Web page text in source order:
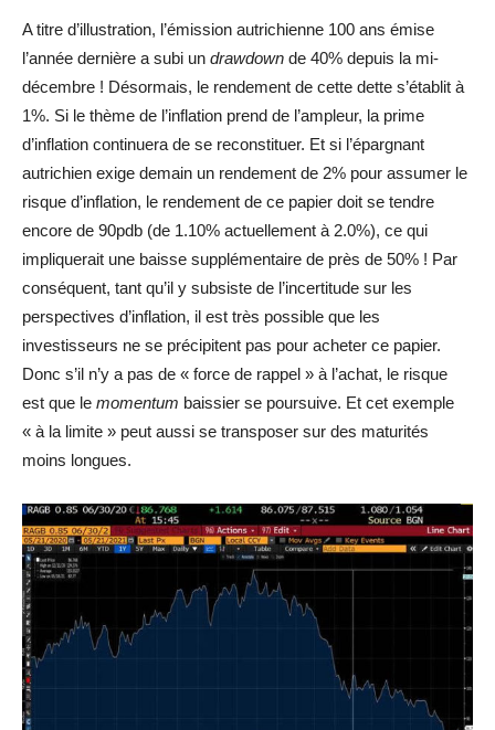
A titre d’illustration, l’émission autrichienne 100 ans émise
l’année dernière a subi un drawdown de 40% depuis la mi-
décembre ! Désormais, le rendement de cette dette s’établit à
1%. Si le thème de l’inflation prend de l’ampleur, la prime
d’inflation continuera de se reconstituer. Et si l’épargnant
autrichien exige demain un rendement de 2% pour assumer le
risque d’inflation, le rendement de ce papier doit se tendre
encore de 90pdb (de 1.10% actuellement à 2.0%), ce qui
impliquerait une baisse supplémentaire de près de 50% ! Par
conséquent, tant qu’il y subsiste de l’incertitude sur les
perspectives d’inflation, il est très possible que les
investisseurs ne se précipitent pas pour acheter ce papier.
Donc s’il n’y a pas de « force de rappel » à l’achat, le risque
est que le momentum baissier se poursuive. Et cet exemple
« à la limite » peut aussi se transposer sur des maturités
moins longues.